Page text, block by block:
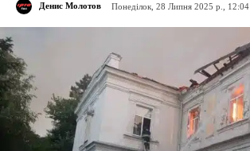
Денис Молотов Понеділок, 28 Липня 2025 р., 12:04